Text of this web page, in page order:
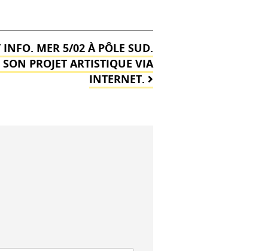
MER 5/02 À PÔLE SUD.
PROJET ARTISTIQUE VIA
INTERNET.